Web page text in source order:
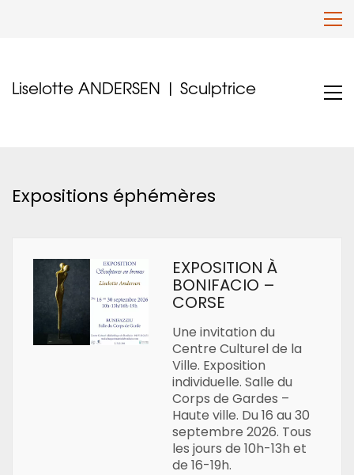
Liselotte ANDERSEN | Sculptrice
EXPOSITION À
BONIFACIO –
CORSE
Une invitation du
Centre Culturel de la
Ville. Exposition
individuelle. Salle du
Corps de Gardes –
Haute ville. Du 16 au 30
septembre 2026. Tous
les jours de 10h-13h et
de 16-19h.